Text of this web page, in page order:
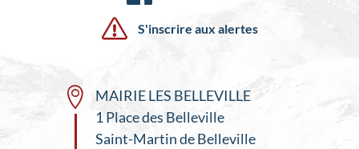
S'inscrire aux alertes
MAIRIE LES BELLEVILLE
1 Place des Belleville
Saint-Martin de Belleville